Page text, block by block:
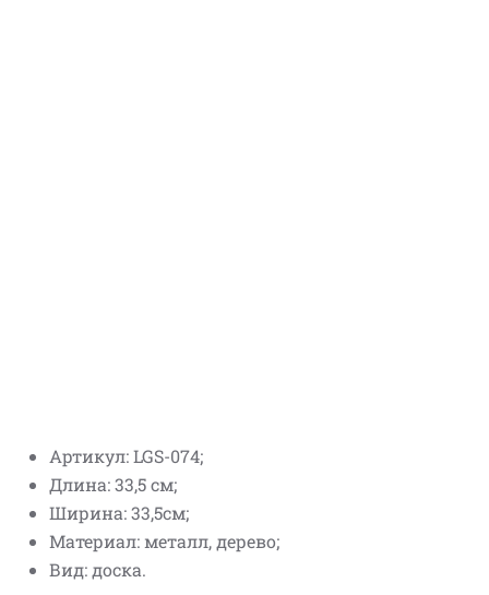
Артикул: LGS-074;
Длина: 33,5 см;
Ширина: 33,5см;
Материал: металл, дерево;
Вид: доска.